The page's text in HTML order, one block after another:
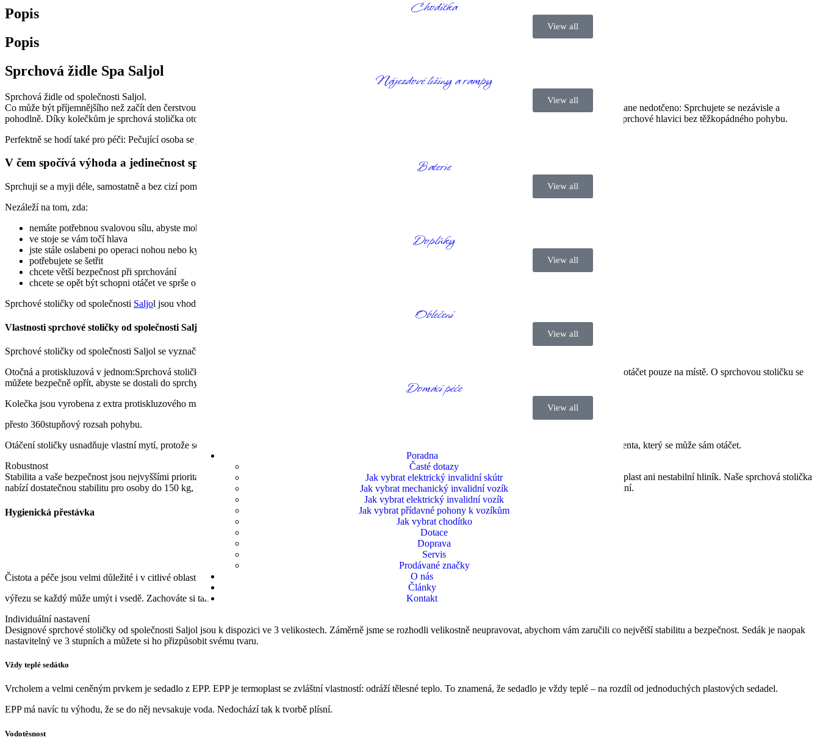
Chodítka
View all
Nájezdové ližiny a rampy
View all
Baterie
View all
Doplňky
View all
Oblečení
View all
Domácí péče
View all
Poradna
Časté dotazy
Jak vybrat elektrický invalidní skútr
Jak vybrat mechanický invalidní vozík
Jak vybrat elektrický invalidní vozík
Jak vybrat přídavné pohony k vozíkům
Jak vybrat chodítko
Dotace
Doprava
Servis
Prodávané značky
O nás
Články
Kontakt
Popis
Popis
Sprchová židle Spa Saljol
Sprchová židle od společnosti Saljol.
Co může být příjemnějšího než začít den čerstvou sprchou? S otočnou sprchovou židlí Spa se můžete sprchovat bezpečně a pohodlně. Vaše soukromí přitom zůstane nedotčeno: Sprchujete se nezávisle a
pohodlně. Díky kolečkům je sprchová stolička otočná a zároveň vám zůstane na místě a nikam vám nebude ujíždět. Jednoduše se otočíte ke sprchovému gelu a sprchové hlavici bez těžkopádného pohybu.
Perfektně se hodí také pro péči: Pečující osoba se již nenamočí a ošetřovaná osoba je zcela čistá.
V čem spočívá výhoda a jedinečnost sprchové židle Spa Saljol?
Sprchuji se a myji déle, samostatně a bez cizí pomoci.
Nezáleží na tom, zda:
nemáte potřebnou svalovou sílu, abyste mohli dlouho stát
ve stoje se vám točí hlava
jste stále oslabeni po operaci nohou nebo kyčlí
potřebujete se šetřit
chcete větší bezpečnost při sprchování
chcete se opět být schopni otáčet ve sprše o 360 stupňů.
Sprchové stoličky od společnosti Saljol jsou vhodné pro každé z těchto omezení. Dodatečná bezpečnost a stabilita vedou k většímu uvolnění a nezávislosti.
Vlastnosti sprchové stoličky od společnosti Saljol
Sprchové stoličky od společnosti Saljol se vyznačují praktičností, skvělým designem a vysoce kvalitním zpracováním.
Otočná a protiskluzová v jednom:Sprchová stolička Spa má čtyři kolečka. Neslouží k posouvání stoličky. Jsou namontována tak, aby se sprchová stolička mohla otáčet pouze na místě. O sprchovou stoličku se
můžete bezpečně opřít, abyste se dostali do sprchy, aniž byste uklouzli. Při sprchování se pohodlně otočte na sprchovou hlavici, sprchový gel a šampon.
Kolečka jsou vyrobena z extra protiskluzového materiálu TPE. Nabízíme vám vysokou odolnost proti uklouznutí a
přesto 360stupňový rozsah pohybu.
Otáčení stoličky usnadňuje vlastní mytí, protože se můžete otáčet dokola. Stolička také potěší každého pečovatele, protože sám zůstává suchý, zatímco myje pacienta, který se může sám otáčet.
Robustnost
Stabilita a vaše bezpečnost jsou nejvyššími prioritami společnosti Saljol. Proto je sprchová stolička k dispozici v provedení z práškové oceli. Nepoužíváme levný plast ani nestabilní hliník. Naše sprchová stolička
nabízí dostatečnou stabilitu pro osoby do 150 kg, přestože její hmotnost je nízká – 7 kg. Přesto netrpí korozí. Naše sprchové stoličky se nekývají a nejsou nestabilní.
Hygienická přestávka
Čistota a péče jsou velmi důležité i v citlivé oblasti genitálií. Tím lépe, pokud je hygiena jednoduchá a bezproblémová. Díky velkorysému hygienickému
výřezu se každý může umýt i vsedě. Zachováte si tak soukromí a důstojnost v každém věku.
Individuální nastavení
Designové sprchové stoličky od společnosti Saljol jsou k dispozici ve 3 velikostech. Záměrně jsme se rozhodli velikostně neupravovat, abychom vám zaručili co největší stabilitu a bezpečnost. Sedák je naopak
nastavitelný ve 3 stupních a můžete si ho přizpůsobit svému tvaru.
Vždy teplé sedátko
Vrcholem a velmi ceněným prvkem je sedadlo z EPP. EPP je termoplast se zvláštní vlastností: odráží tělesné teplo. To znamená, že sedadlo je vždy teplé – na rozdíl od jednoduchých plastových sedadel.
EPP má navíc tu výhodu, že se do něj nevsakuje voda. Nedochází tak k tvorbě plísní.
Vodotěsnost